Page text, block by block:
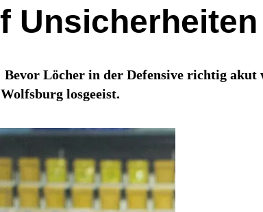
Löcher in der Defensive richtig
losgeeist.